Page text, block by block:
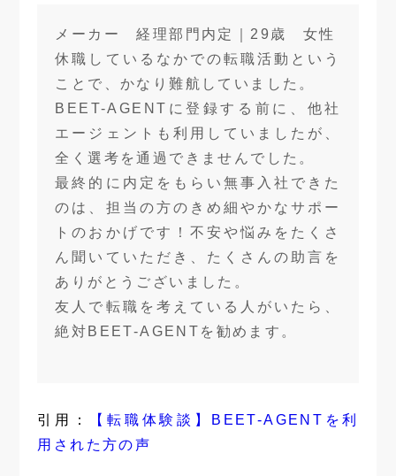
メーカー 経理部門内定｜29歳 女性
休職しているなかでの転職活動という
ことで、かなり難航していました。
BEET-AGENTに登録する前に、他社
エージェントも利用していましたが、
全く選考を通過できませんでした。
最終的に内定をもらい無事入社できた
のは、担当の方のきめ細やかなサポー
トのおかげです！不安や悩みをたくさ
ん聞いていただき、たくさんの助言を
ありがとうございました。
友人で転職を考えている人がいたら、
絶対BEET-AGENTを勧めます。
引用：
【転職体験談】BEET-AGENTを利
用された方の声